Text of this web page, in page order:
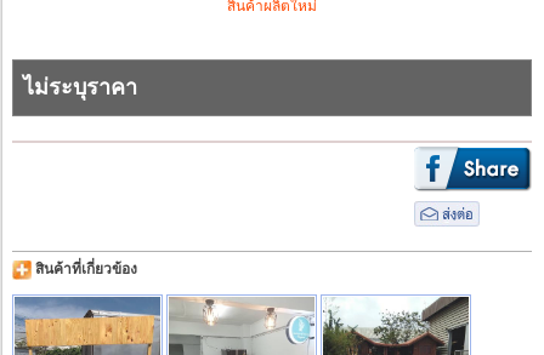
สินค้าผลิตใหม่
ไม่ระบุราคา
สินค้าที่เกี่ยวข้อง